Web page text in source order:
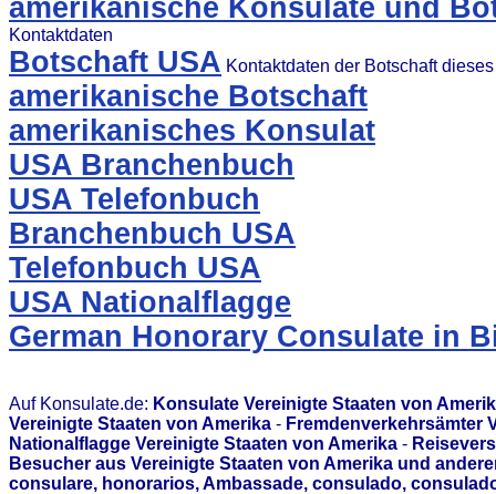
amerikanische Konsulate und
Kontaktdaten
Botschaft USA Kontaktdaten der Botschaft
amerikanische Botschaft
amerikanisches Konsulat
USA Branchenbuch
USA Telefonbuch
Branchenbuch USA
Telefonbuch USA
USA Nationalflagge
German Honorary Consulate in
Auf Konsulate.de: Konsulate Vereinigte Staaten von
Vereinigte Staaten von Amerika - Fremdenverkehrsämter
Nationalflagge Vereinigte Staaten von Amerika -
Besucher aus Vereinigte Staaten von Amerika und
consulare, honorarios, Ambassade, consulado,